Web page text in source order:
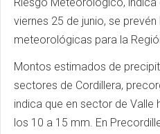
viernes 25 de junio, se
meteorológicas para la
Montos estimados de
sectores de Cordillera,
indica que en sector de Valle
los 10 a 15 mm. En